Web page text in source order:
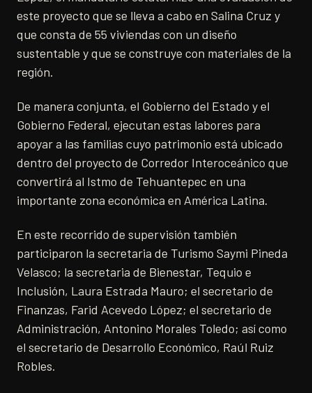
este proyecto que se lleva a cabo en Salina Cruz y
que consta de 55 viviendas con un diseño
sustentable y que se construye con materiales de la
región.
De manera conjunta, el Gobierno del Estado y el
Gobierno Federal, ejecutan estas labores para
apoyar a las familias cuyo patrimonio está ubicado
dentro del proyecto de Corredor Interoceánico que
convertirá al Istmo de Tehuantepec en una
importante zona económica en América Latina.
En este recorrido de supervisión también
participaron la secretaria de Turismo Saymi Pineda
Velasco; la secretaria de Bienestar, Tequio e
Inclusión, Laura Estrada Mauro; el secretario de
Finanzas, Farid Acevedo López; el secretario de
Administración, Antonino Morales Toledo; así como
el secretario de Desarrollo Económico, Raúl Ruiz
Robles.